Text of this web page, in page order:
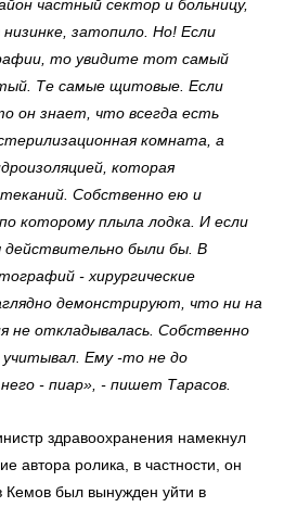
частный сектор и больницу,
затопило. Но! Если
то увидите тот самый
Те самые щитовые. Если
он знает, что всегда есть
комната, а
которая
Собственно ею и
которому плыла лодка. И если
действительно были бы. В
- хирургические
демонстрируют, что ни на
не откладывалась. Собственно
Ему -то не до
- пиар», - пишет Тарасов.
здравоохранения намекнул
автора ролика, в частности, он
Кемов был вынужден уйти в